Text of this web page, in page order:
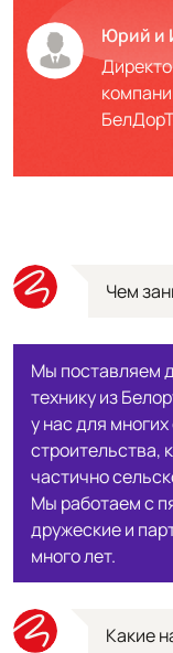
Юрий и
Чем
Мы поставляем
технику из
у нас для
строительства,
частично
Мы работаем с
дружеские и
много лет.
Какие